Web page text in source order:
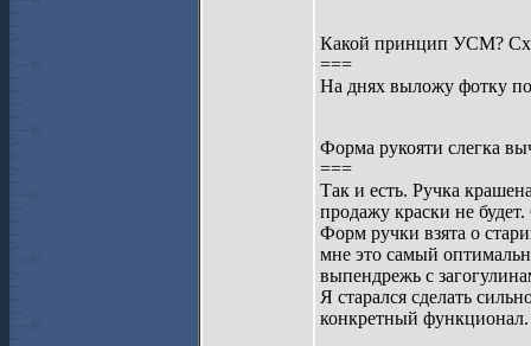
Какой принцип УСМ?
===
На днях выложу фотку
Форма рукояти слегка
===
Так и есть. Ручка
продажу краски не
Форм ручки взята о
мне это самый
выпендрежь с
Я старался сделать
конкретный функционал.